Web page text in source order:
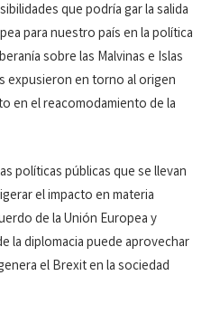
que podría gar la salida
para nuestro país en la política
sobre las Malvinas e Islas
expusieron en torno al origen
en el reacomodamiento de la
políticas públicas que se llevan
el impacto en materia
de la Unión Europea y
la diplomacia puede aprovechar
el Brexit en la sociedad